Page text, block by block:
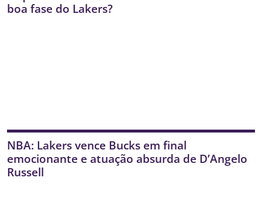
boa fase do Lakers?
NBA: Lakers vence Bucks em final
emocionante e atuação absurda de D’Angelo
Russell